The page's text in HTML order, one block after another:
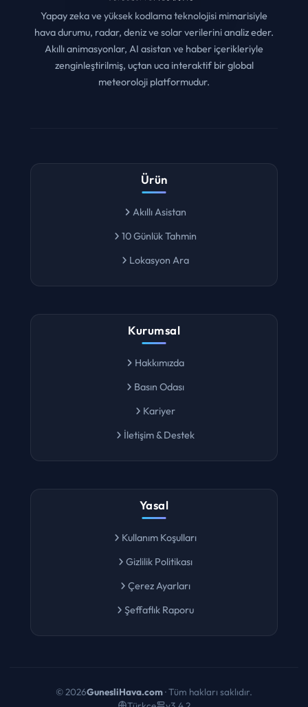
Yapay zeka ve yüksek kodlama teknolojisi mimarisiyle
hava durumu, radar, deniz ve solar verilerini analiz eder.
Akıllı animasyonlar, AI asistan ve haber içerikleriyle
zenginleştirilmiş, uçtan uca interaktif bir global
meteoroloji platformudur.
Ürün
Akıllı Asistan
10 Günlük Tahmin
Lokasyon Ara
Kurumsal
Hakkımızda
Basın Odası
Kariyer
İletişim & Destek
Yasal
Kullanım Koşulları
Gizlilik Politikası
Çerez Ayarları
Şeffaflık Raporu
© 2026GunesliHava.com· Tüm hakları saklıdır.